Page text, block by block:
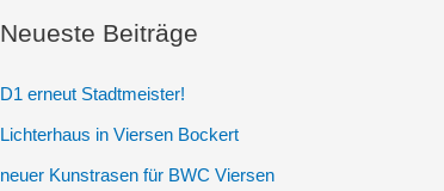
Neueste Beiträge
D1 erneut Stadtmeister!
Lichterhaus in Viersen Bockert
neuer Kunstrasen für BWC Viersen